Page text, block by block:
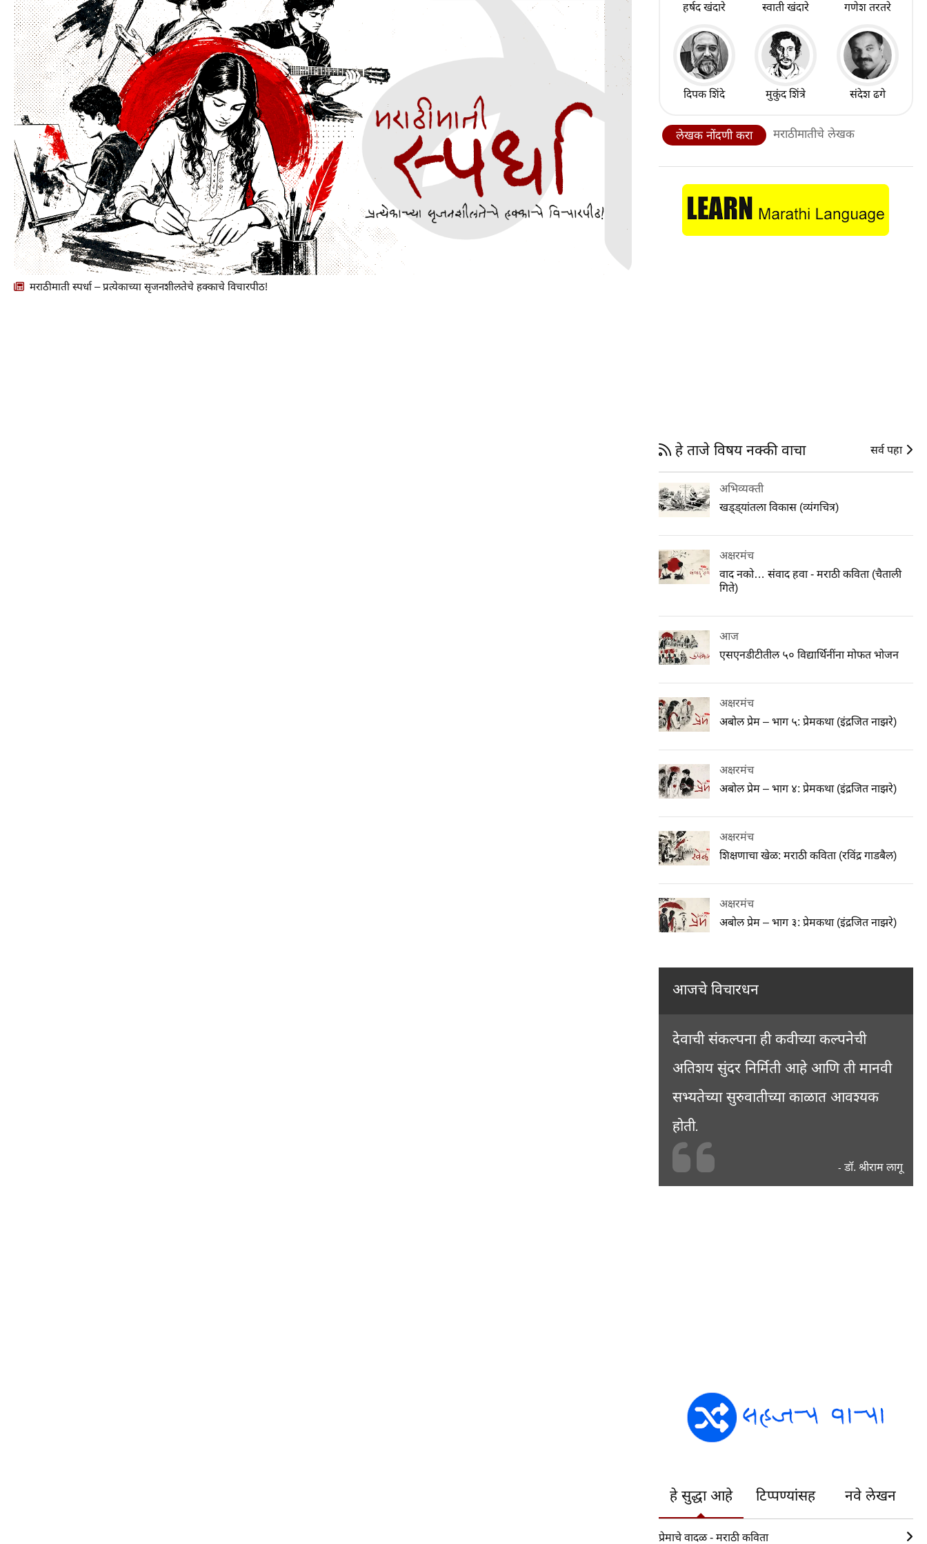
मराठीमाती स्पर्धा – प्रत्येकाच्या सृजनशीलतेचे हक्काचे विचारपीठ!
हर्षद खंदारे स्वाती खंदारे गणेश तरतरे
दिपक शिंदे मुकुंद शिंत्रे संदेश ढगे
लेखक नोंदणी करा मराठीमातीचे लेखक
हे ताजे विषय नक्की वाचा सर्व पहा
अभिव्यक्ती
खड्ड्यांतला विकास (व्यंगचित्र)
अक्षरमंच
वाद नको… संवाद हवा - मराठी कविता (चैताली
गिते)
आज
एसएनडीटीतील ५० विद्यार्थिनींना मोफत भोजन
अक्षरमंच
अबोल प्रेम – भाग ५: प्रेमकथा (इंद्रजित नाझरे)
अक्षरमंच
अबोल प्रेम – भाग ४: प्रेमकथा (इंद्रजित नाझरे)
अक्षरमंच
शिक्षणाचा खेळ: मराठी कविता (रविंद्र गाडबैल)
अक्षरमंच
अबोल प्रेम – भाग ३: प्रेमकथा (इंद्रजित नाझरे)
आजचे विचारधन
देवाची संकल्पना ही कवीच्या कल्पनेची
अतिशय सुंदर निर्मिती आहे आणि ती मानवी
सभ्यतेच्या सुरुवातीच्या काळात आवश्यक
होती.
- डॉ. श्रीराम लागू
हे सुद्धा आहे टिप्पण्यांसह नवे लेखन
प्रेमाचे वादळ - मराठी कविता